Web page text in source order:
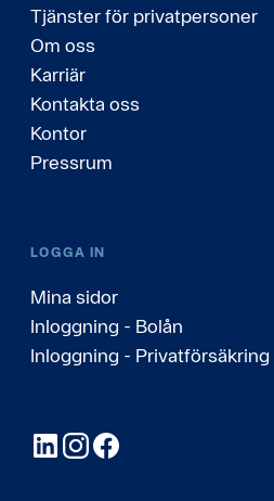
Tjänster för privatpersoner
Om oss
Karriär
Kontakta oss
Kontor
Pressrum
LOGGA IN
Mina sidor
Inloggning - Bolån
Inloggning - Privatförsäkring
LinkedInInstagram